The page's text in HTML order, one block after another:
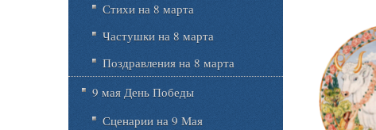
Стихи на 8 марта
Частушки на 8 марта
Поздравления на 8 марта
9 мая День Победы
Сценарии на 9 Мая